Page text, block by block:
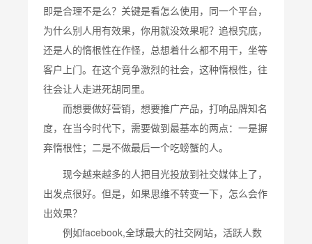
即是合理不是么？关键是看怎么使用，同一个平台，
为什么别人用有效果，你用就没效果呢？追根究底，
还是人的惰根性在作怪，总想着什么都不用干，坐等
客户上门。在这个竞争激烈的社会，这种惰根性，往
往会让人走进死胡同里。
而想要做好营销，想要推广产品，打响品牌知名
度，在当今时代下，需要做到最基本的两点：一是摒
弃惰根性；二是不做最后一个吃螃蟹的人。
现今越来越多的人把目光投放到社交媒体上了，
出发点很好。但是，如果思维不转变一下，怎么会作
出效果？
例如facebook,全球最大的社交网站，活跃人数